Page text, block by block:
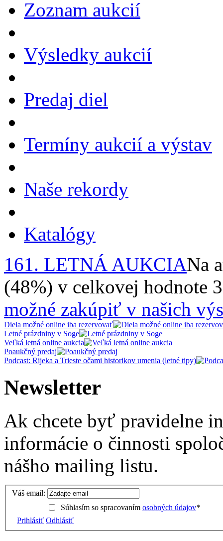
Zoznam aukcií
Výsledky aukcií
Predaj diel
Termíny aukcií a výstav
Naše rekordy
Katalógy
161. LETNÁ AUKCIANa
(48%) v celkovej hodnote
možné zakúpiť v našich
Diela možné online iba rezervovať
Letné prázdniny v Soge
Veľká letná online aukcia
Poaukčný predaj
Podcast: Rijeka a Trieste očami historikov umenia (letné tipy)
Newsletter
Ak chcete byť pravidelne
informácie o činnosti
nášho mailing listu.
Váš email:
Súhlasím so spracovaním osobných údajov*
Prihlásiť Odhlásiť